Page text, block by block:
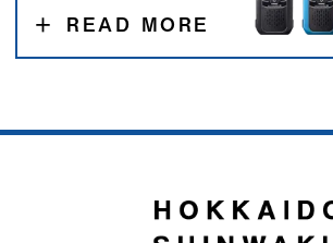
＋
READ MORE